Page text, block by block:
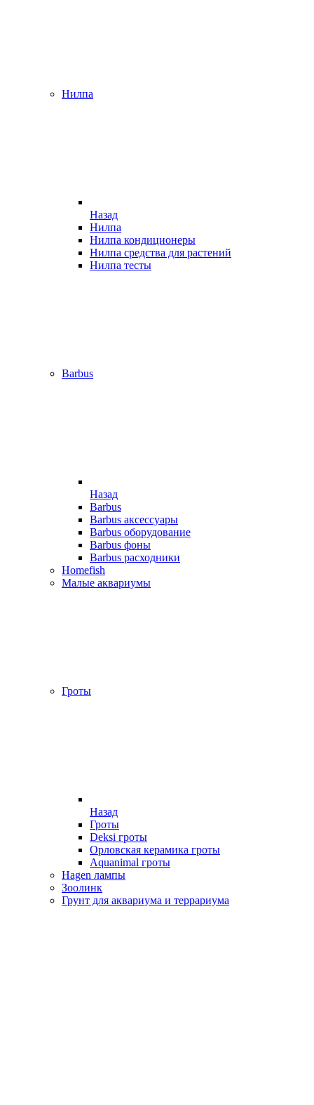
Нилпа
Назад
Нилпа
Нилпа кондиционеры
Нилпа средства для растений
Нилпа тесты
Barbus
Назад
Barbus
Barbus аксессуары
Barbus оборудование
Barbus фоны
Barbus расходники
Homefish
Малые аквариумы
Гроты
Назад
Гроты
Deksi гроты
Орловская керамика гроты
Aquanimal гроты
Hagen лампы
Зоолинк
Грунт для аквариума и террариума